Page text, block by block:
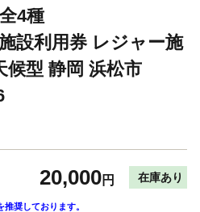
4種
設利用券 レジャー施
候型 静岡 浜松市
20,000円 在庫あり
推奨しております。